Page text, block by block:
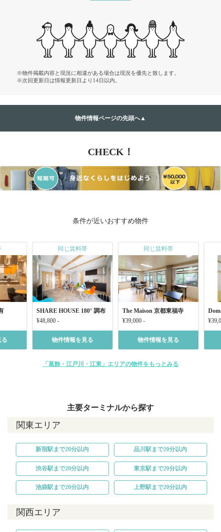
※物件掲載内容と現況に相違がある場合は現況を優先と致します。
※次回更新日は情報更新日より14日以内。
物件情報ページの先頭へ▲
CHECK！
条件が近いおすすめ物件
る
同じ賃料帯
SHARE HOUSE 180° 調布
¥48,800 -
物件情報を見る
同じ賃料帯
The Maison 京都東福寺
¥39,000 -
物件情報を見る
「葛飾・江戸川・江東」エリアの物件をもっとみる
主要ターミナルから探す
関東エリア
新宿駅まで20分以内 品川駅まで20分以内
渋谷駅まで20分以内 東京駅まで20分以内
池袋駅まで20分以内 上野駅まで20分以内
関西エリア